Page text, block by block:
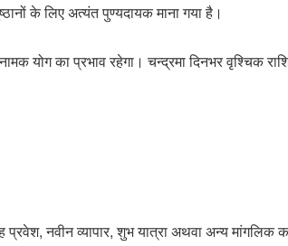
के लिए अत्यंत पुण्यदायक माना गया है।
योग का प्रभाव रहेगा। चन्द्रमा दिनभर वृश्चिक
नवीन व्यापार, शुभ यात्रा अथवा अन्य मांगलिक